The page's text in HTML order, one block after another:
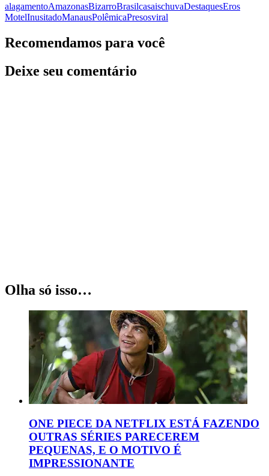
alagamentoAmazonasBizarroBrasilcasaischuvaDestaquesEros
MotelInusitadoManausPolêmicaPresosviral
Recomendamos para você
Deixe seu comentário
Olha só isso…
ONE PIECE DA NETFLIX ESTÁ FAZENDO
OUTRAS SÉRIES PARECEREM
PEQUENAS, E O MOTIVO É
IMPRESSIONANTE